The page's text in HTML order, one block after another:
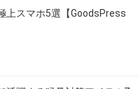
上スマホ5選【GoodsPress